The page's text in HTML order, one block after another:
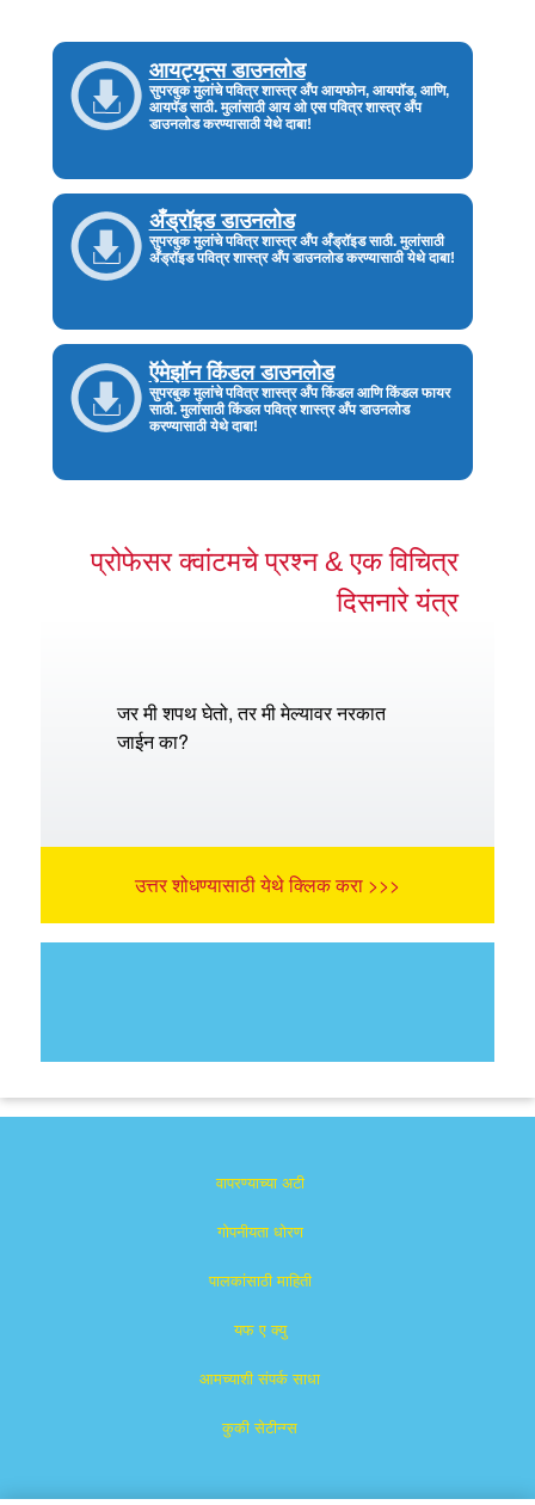
आयट्यून्स डाउनलोड
सुपरबुक मुलांचे पवित्र शास्त्र अँप आयफोन, आयपॉड, आणि,
आयपॅड साठी. मुलांसाठी आय ओ एस पवित्र शास्त्र अँप
डाउनलोड करण्यासाठी येथे दाबा!
अँड्रॉइड डाउनलोड
सुपरबुक मुलांचे पवित्र शास्त्र अँप अँड्रॉइड साठी. मुलांसाठी
अँड्रॉइड पवित्र शास्त्र अँप डाउनलोड करण्यासाठी येथे दाबा!
ऍमेझॉन किंडल डाउनलोड
सुपरबुक मुलांचे पवित्र शास्त्र अँप किंडल आणि किंडल फायर
साठी. मुलांसाठी किंडल पवित्र शास्त्र अँप डाउनलोड
करण्यासाठी येथे दाबा!
प्रोफेसर क्वांटमचे प्रश्न & एक विचित्र
दिसनारे यंत्र
जर मी शपथ घेतो, तर मी मेल्यावर नरकात
जाईन का?
उत्तर शोधण्यासाठी येथे क्लिक करा >>>
वापरण्याच्या अटी
गोपनीयता धोरण
पालकांसाठी माहिती
यफ ए क्यु
आमच्याशी संपर्क साधा
कुकी सेटीन्ग्स